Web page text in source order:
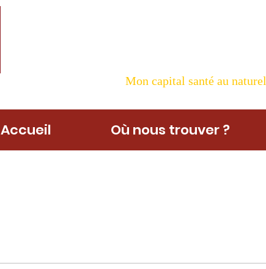
Mon capital santé au naturel
Accueil Où nous trouver ?